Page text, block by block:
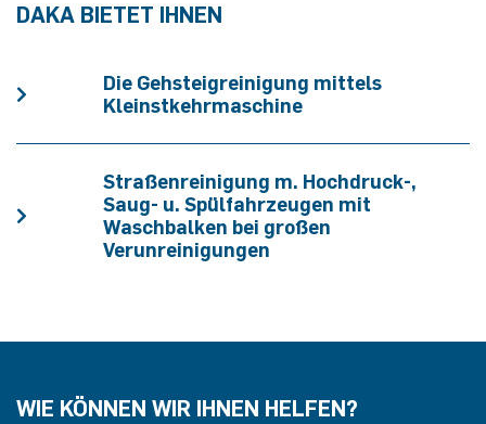
DAKA BIETET IHNEN
Die Gehsteigreinigung mittels
Kleinstkehrmaschine
Straßenreinigung m. Hochdruck-,
Saug- u. Spülfahrzeugen mit
Waschbalken bei großen
Verunreinigungen
WIE KÖNNEN WIR IHNEN HELFEN?